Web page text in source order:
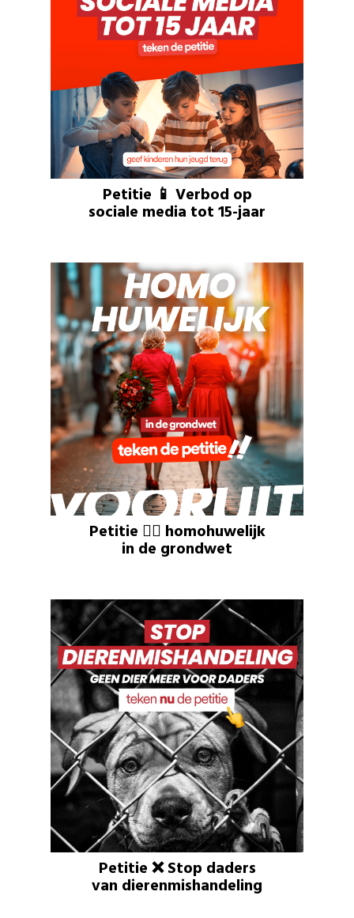
Petitie 📱 Verbod op
sociale media tot 15-jaar
Petitie 🏳️‍🌈 homohuwelijk
in de grondwet
Petitie ❌ Stop daders
van dierenmishandeling